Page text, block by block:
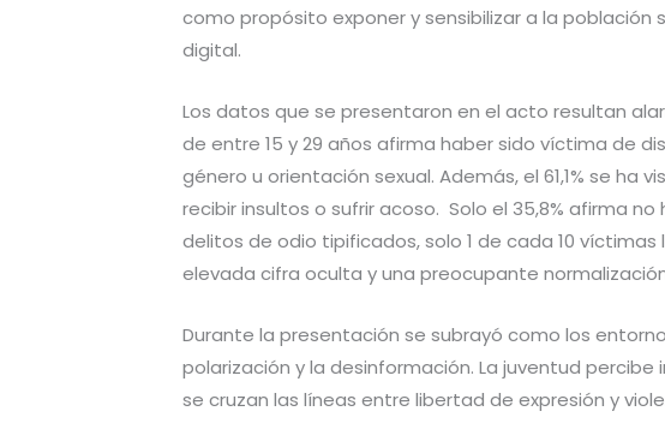
como propósito exponer y sensibilizar a la población
digital.
Los datos que se presentaron en el acto resultan
de entre 15 y 29 años afirma haber sido víctima de
género u orientación sexual. Además, el 61,1% se ha
recibir insultos o sufrir acoso. Solo el 35,8% afirma
delitos de odio tipificados, solo 1 de cada 10
elevada cifra oculta y una preocupante
Durante la presentación se subrayó como los
polarización y la desinformación. La juventud
se cruzan las líneas entre libertad de expresión y